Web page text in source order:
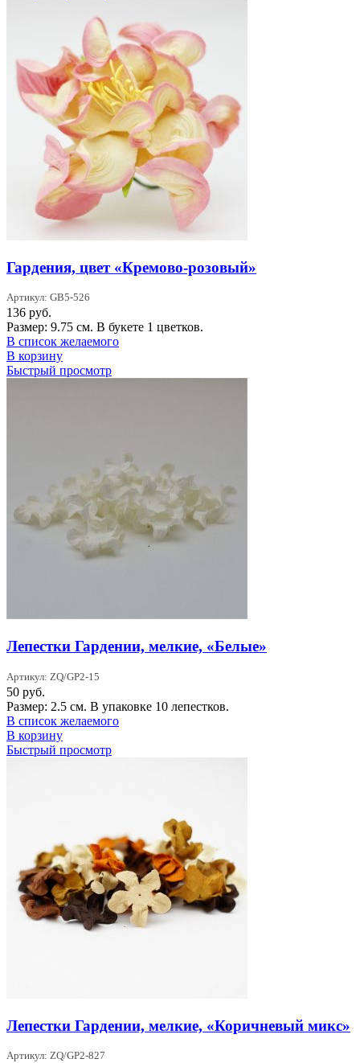
Гардения, цвет «Кремово-розовый»
Артикул: GB5-526
136 руб.
Размер: 9.75 см. В букете 1 цветков.
В список желаемого
В корзину
Быстрый просмотр
Лепестки Гардении, мелкие, «Белые»
Артикул: ZQ/GP2-15
50 руб.
Размер: 2.5 см. В упаковке 10 лепестков.
В список желаемого
В корзину
Быстрый просмотр
Лепестки Гардении, мелкие, «Коричневый микс»
Артикул: ZQ/GP2-827